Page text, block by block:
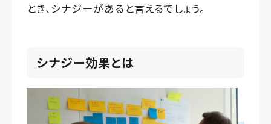
とき、シナジーがあると言えるでしょう。
シナジー効果とは